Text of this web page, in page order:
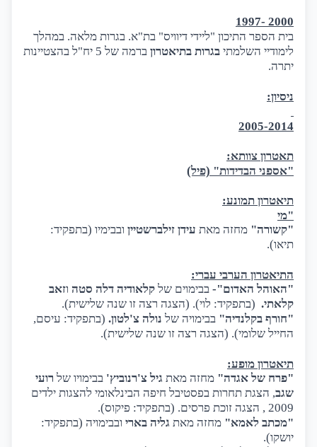
2000 -1997
בית הספר התיכון "ליידי דיוויס" בת"א. בגרות מלאה. במהלך
לימודיי השלמתי בגרות בתיאטרון
ברמה של 5 יח"ל בהצטיינות
יתרה.
ניסיון:
2005-2014
תאטרון צוותא:
"אספני הבדידות" (פיל)
תיאטרון תמונע:
"מי
"קשורה" מחזה מאת עידן זילברשטיין ובבימיו (בתפקיד:
תיאו).
התיאטרון הערבי עברי:
"האוהל האדום"- בבימוים של קלאודיה דלה סטה וזאב
קלאתי. (בתפקיד: לוי). (הצגה רצה זו שנה שלישית).
"חורף בקלנדיה" בבימויה של נולה צ'לטון. (בתפקיד: עיסם,
החייל שלומי). (הצגה רצה זו שנה שלישית).
תיאטרון מופע:
"פרח של אגדה" מחזה מאת גיל צ'רנוביץ' בבימויו של רועי
שגב, הצגת תחרות בפסטיבל חיפה הבינלאומי להצגות ילדים
2009 , הצגה זוכת פרסים. (בתפקיד: פיקוס).
"מכתב לאמא" מחזה מאת גליה בארי ובבימויה (בתפקיד:
יושקו).